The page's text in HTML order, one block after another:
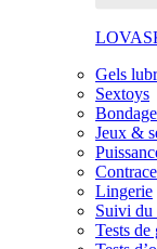
Gels
Sextoys
Bondage
Jeux &
Lingerie
Suivi du
Tests de